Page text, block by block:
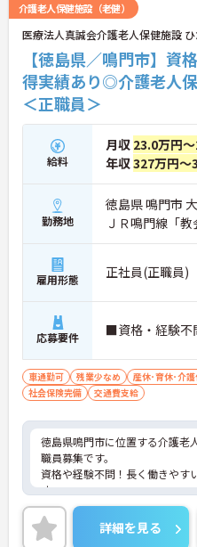
介護老人保健施設（老健）
医療法人真誠会介護老人保健施設
【徳島県／鳴門市】
得実績あり◎介護老人
＜正職員＞
給料
月収 23.0万円
年収327万円～
勤務地
徳島県 鳴門市
ＪＲ鳴門線「
雇用形態 正社員(正職員)
応募要件 ■資格・経験不
車通勤可 残業少なめ 産休･育休･介
社会保険完備
交通費支給
徳島県鳴門市に位置する介護老
職員募集です。
資格や経験不問！長く働きやす
す。
ご興味ある方には、面接対策ポ
詳細をお話しいたしますのでお
い！
詳細を見る